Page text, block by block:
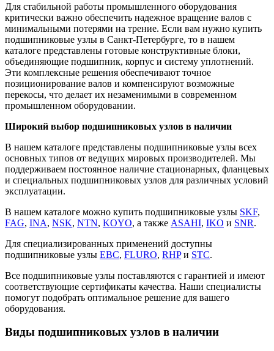
Для стабильной работы промышленного оборудования
критически важно обеспечить надежное вращение валов с
минимальными потерями на трение. Если вам нужно купить
подшипниковые узлы в Санкт-Петербурге, то в нашем
каталоге представлены готовые конструктивные блоки,
объединяющие подшипник, корпус и систему уплотнений.
Эти комплексные решения обеспечивают точное
позиционирование валов и компенсируют возможные
перекосы, что делает их незаменимыми в современном
промышленном оборудовании.
Широкий выбор подшипниковых узлов в наличии
В нашем каталоге представлены подшипниковые узлы всех
основных типов от ведущих мировых производителей. Мы
поддерживаем постоянное наличие стационарных, фланцевых
и специальных подшипниковых узлов для различных условий
эксплуатации.
В нашем каталоге можно купить подшипниковые узлы SKF,
FAG, INA, NSK, NTN, KOYO, а также ASAHI, IKO и SNR.
Для специализированных применений доступны
подшипниковые узлы EBC, FLURO, RHPи STC.
Все подшипниковые узлы поставляются с гарантией и имеют
соответствующие сертификаты качества. Наши специалисты
помогут подобрать оптимальное решение для вашего
оборудования.
Виды подшипниковых узлов в наличии